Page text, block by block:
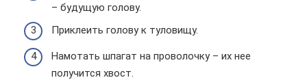
– будущую голову.
Приклеить голову к туловищу.
Намотать шпагат на проволочку – их нее
получится хвост.